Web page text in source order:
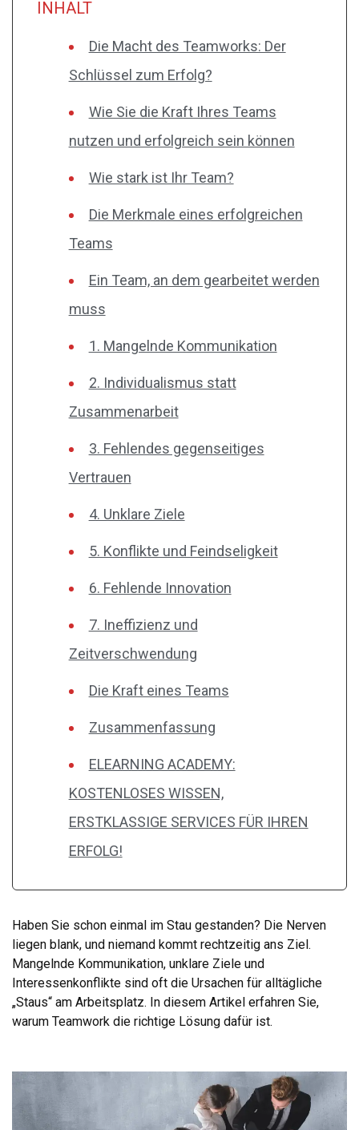
INHALT
Die Macht des Teamworks: Der
Schlüssel zum Erfolg?
Wie Sie die Kraft Ihres Teams
nutzen und erfolgreich sein können
Wie stark ist Ihr Team?
Die Merkmale eines erfolgreichen
Teams
Ein Team, an dem gearbeitet werden
muss
1. Mangelnde Kommunikation
2. Individualismus statt
Zusammenarbeit
3. Fehlendes gegenseitiges
Vertrauen
4. Unklare Ziele
5. Konflikte und Feindseligkeit
6. Fehlende Innovation
7. Ineffizienz und
Zeitverschwendung
Die Kraft eines Teams
Zusammenfassung
ELEARNING ACADEMY:
KOSTENLOSES WISSEN,
ERSTKLASSIGE SERVICES FÜR IHREN
ERFOLG!
Haben Sie schon einmal im Stau gestanden? Die Nerven
liegen blank, und niemand kommt rechtzeitig ans Ziel.
Mangelnde Kommunikation, unklare Ziele und
Interessenkonflikte sind oft die Ursachen für alltägliche
„Staus“ am Arbeitsplatz. In diesem Artikel erfahren Sie,
warum Teamwork die richtige Lösung dafür ist.